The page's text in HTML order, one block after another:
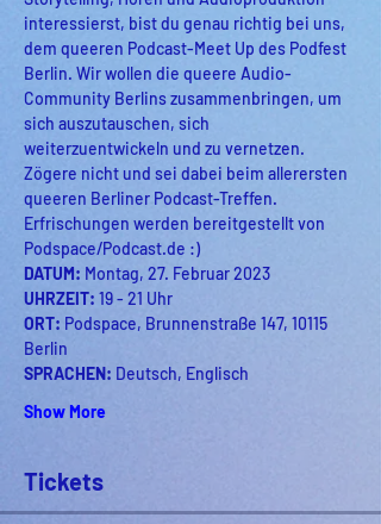
interessierst, bist du genau richtig bei uns,
dem queeren Podcast-Meet Up des Podfest
Berlin. Wir wollen die queere Audio-
Community Berlins zusammenbringen, um
sich auszutauschen, sich
weiterzuentwickeln und zu vernetzen.
Zögere nicht und sei dabei beim allerersten
queeren Berliner Podcast-Treffen.
Erfrischungen werden bereitgestellt von
Podspace/Podcast.de :)
DATUM: Montag, 27. Februar 2023
UHRZEIT: 19 - 21 Uhr
ORT: Podspace, Brunnenstraße 147, 10115
Berlin
SPRACHEN: Deutsch, Englisch
Show More
Tickets